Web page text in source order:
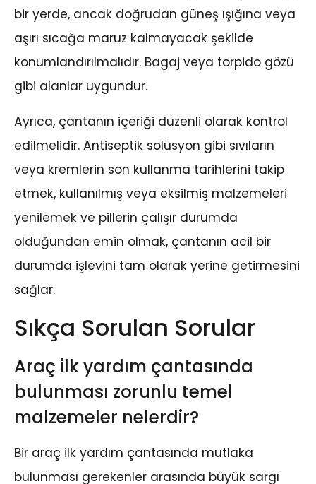
bir yerde, ancak doğrudan güneş ışığına veya
aşırı sıcağa maruz kalmayacak şekilde
konumlandırılmalıdır. Bagaj veya torpido gözü
gibi alanlar uygundur.
Ayrıca, çantanın içeriği düzenli olarak kontrol
edilmelidir. Antiseptik solüsyon gibi sıvıların
veya kremlerin son kullanma tarihlerini takip
etmek, kullanılmış veya eksilmiş malzemeleri
yenilemek ve pillerin çalışır durumda
olduğundan emin olmak, çantanın acil bir
durumda işlevini tam olarak yerine getirmesini
sağlar.
Sıkça Sorulan Sorular
Araç ilk yardım çantasında
bulunması zorunlu temel
malzemeler nelerdir?
Bir araç ilk yardım çantasında mutlaka
bulunması gerekenler arasında büyük sargı